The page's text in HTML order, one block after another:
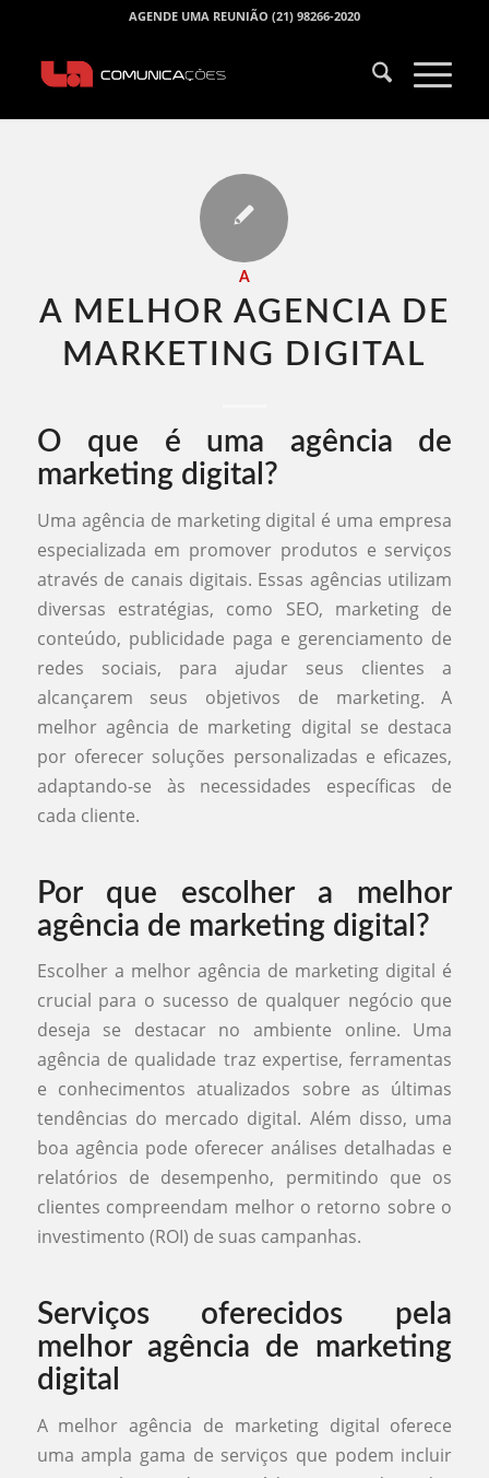
AGENDE UMA REUNIÃO (21) 98266-2020
A
A MELHOR AGENCIA DE
MARKETING DIGITAL​
O que é uma agência de
marketing digital?
Uma agência de marketing digital é uma empresa
especializada em promover produtos e serviços
através de canais digitais. Essas agências utilizam
diversas estratégias, como SEO, marketing de
conteúdo, publicidade paga e gerenciamento de
redes sociais, para ajudar seus clientes a
alcançarem seus objetivos de marketing. A
melhor agência de marketing digital se destaca
por oferecer soluções personalizadas e eficazes,
adaptando-se às necessidades específicas de
cada cliente.
Por que escolher a melhor
agência de marketing digital?
Escolher a melhor agência de marketing digital é
crucial para o sucesso de qualquer negócio que
deseja se destacar no ambiente online. Uma
agência de qualidade traz expertise, ferramentas
e conhecimentos atualizados sobre as últimas
tendências do mercado digital. Além disso, uma
boa agência pode oferecer análises detalhadas e
relatórios de desempenho, permitindo que os
clientes compreendam melhor o retorno sobre o
investimento (ROI) de suas campanhas.
Serviços oferecidos pela
melhor agência de marketing
digital
A melhor agência de marketing digital oferece
uma ampla gama de serviços que podem incluir